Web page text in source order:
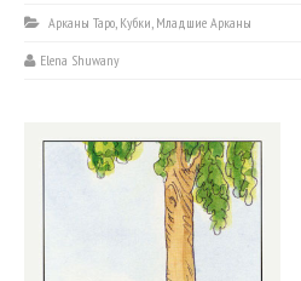
Арканы Таро, Кубки, Младшие Арканы
Elena Shuwany